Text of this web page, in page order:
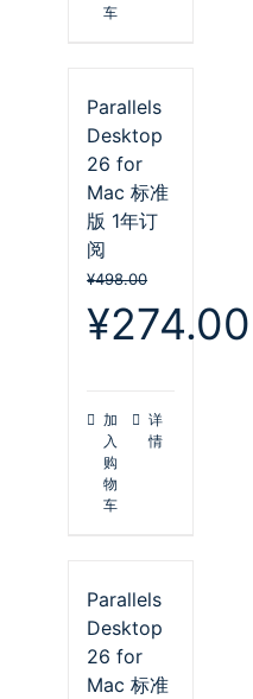
车
Parallels
Desktop
26 for
Mac 标准
版 1年订
阅
¥498.00
原
价
¥274.00
加
入
购
物
车
详
情
Parallels
Desktop
26 for
Mac 标准